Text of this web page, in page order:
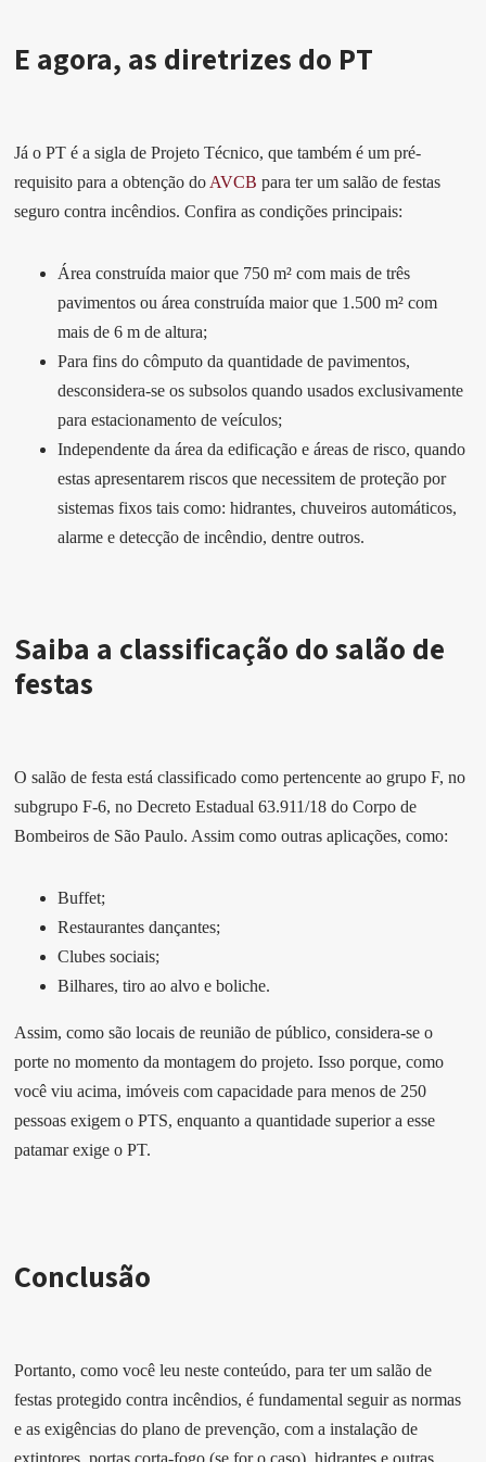
E agora, as diretrizes do PT
Já o PT é a sigla de Projeto Técnico, que também é um pré-
requisito para a obtenção do AVCB para ter um salão de festas
seguro contra incêndios. Confira as condições principais:
Área construída maior que 750 m² com mais de três
pavimentos ou área construída maior que 1.500 m² com
mais de 6 m de altura;
Para fins do cômputo da quantidade de pavimentos,
desconsidera-se os subsolos quando usados exclusivamente
para estacionamento de veículos;
Independente da área da edificação e áreas de risco, quando
estas apresentarem riscos que necessitem de proteção por
sistemas fixos tais como: hidrantes, chuveiros automáticos,
alarme e detecção de incêndio, dentre outros.
Saiba a classificação do salão de
festas
O salão de festa está classificado como pertencente ao grupo F, no
subgrupo F-6, no Decreto Estadual 63.911/18 do Corpo de
Bombeiros de São Paulo. Assim como outras aplicações, como:
Buffet;
Restaurantes dançantes;
Clubes sociais;
Bilhares, tiro ao alvo e boliche.
Assim, como são locais de reunião de público, considera-se o
porte no momento da montagem do projeto. Isso porque, como
você viu acima, imóveis com capacidade para menos de 250
pessoas exigem o PTS, enquanto a quantidade superior a esse
patamar exige o PT.
Conclusão
Portanto, como você leu neste conteúdo, para ter um salão de
festas protegido contra incêndios, é fundamental seguir as normas
e as exigências do plano de prevenção, com a instalação de
extintores, portas corta-fogo (se for o caso), hidrantes e outras